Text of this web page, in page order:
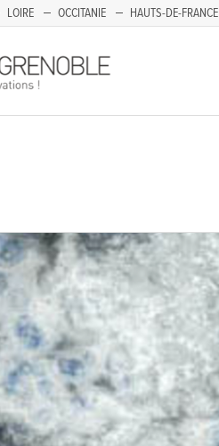
LOIRE OCCITANIE HAUTS-DE-FRANCE